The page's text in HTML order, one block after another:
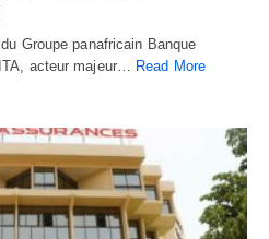
Groupe panafricain Banque
acteur majeur…
Read More